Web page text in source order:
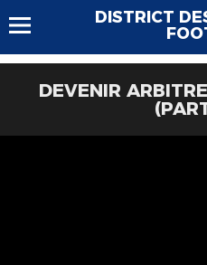
DISTRICT
DEVENIR